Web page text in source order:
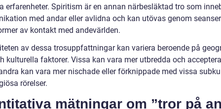
erfarenheter. Spiritism är en annan närbesläktad tro som
med andar eller avlidna och kan utövas genom
av kontakt med andevärlden.
av dessa trosuppfattningar kan variera beroende på
kulturella faktorer. Vissa kan vara mer utbredda och
kan vara mer nischade eller förknippade med vissa
rörelser.
mätningar om ”tror på